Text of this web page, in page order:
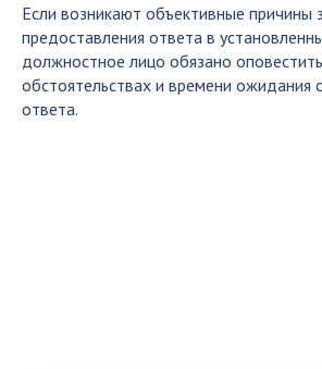
Если возникают объективные причины
предоставления ответа в
должностное лицо обязано
обстоятельствах и времени ожидания
ответа.